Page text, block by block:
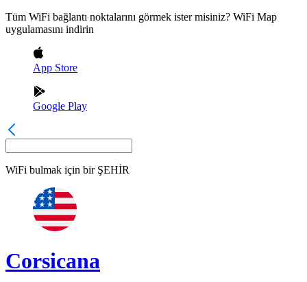
Tüm WiFi bağlantı noktalarını görmek ister misiniz? WiFi Map
uygulamasını indirin
App Store
Google Play
WiFi bulmak için bir ŞEHİR
Corsicana